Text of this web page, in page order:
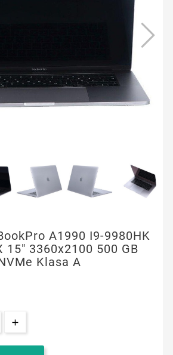
A1990 I9-9980HK
15" 3360x2100 500 GB
Klasa A